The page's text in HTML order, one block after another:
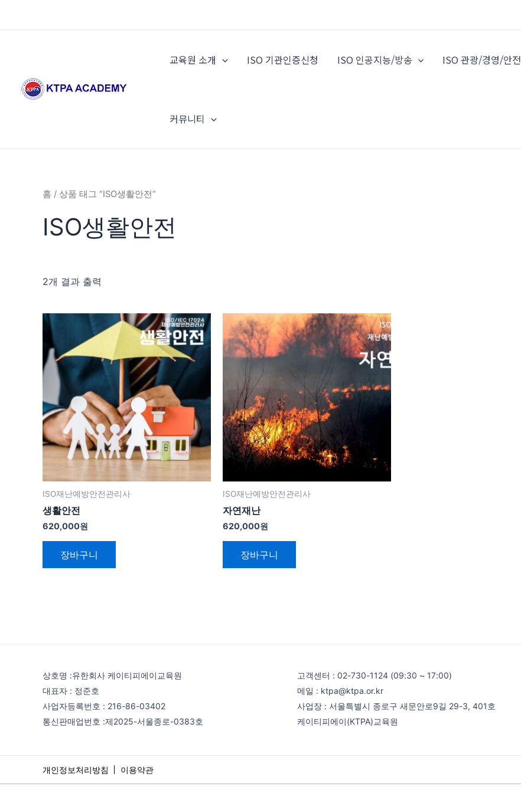
교육원 소개 ISO 기관인증신청 ISO 인공지능/방송 ISO 관광/경영/안전
커뮤니티
홈 / 상품 태그 “ISO생활안전”
ISO생활안전
2개 결과 출력
ISO재난예방안전관리사
생활안전
620,000원
장바구니
ISO재난예방안전관리사
자연재난
620,000원
장바구니
상호명 :유한회사 케이티피에이교육원
대표자 : 정준호
사업자등록번호 : 216-86-03402
통신판매업번호 :제2025-서울종로-0383호
고객센터 : 02-730-1124 (09:30 ~ 17:00)
메일 : ktpa@ktpa.or.kr
사업장 : 서울특별시 종로구 새문안로9길 29-3, 401호
케이티피에이(KTPA)교육원
개인정보처리방침 이용약관